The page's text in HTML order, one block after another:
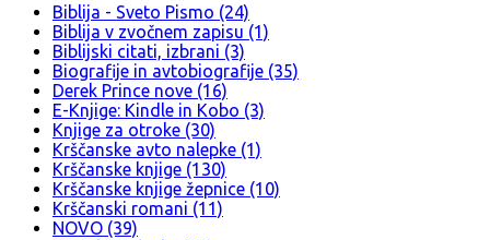
Biblija - Sveto Pismo (24)
Biblija v zvočnem zapisu (1)
Biblijski citati, izbrani (3)
Biografije in avtobiografije (35)
Derek Prince nove (16)
E-Knjige: Kindle in Kobo (3)
Knjige za otroke (30)
Krščanske avto nalepke (1)
Krščanske knjige (130)
Krščanske knjige žepnice (10)
Krščanski romani (11)
NOVO (39)